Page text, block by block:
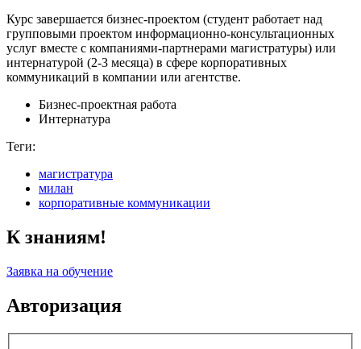
Курс завершается бизнес-проектом (студент работает над
групповыми проектом информационно-консультационных
услуг вместе с компаниями-партнерами магистратуры) или
интернатурой (2-3 месяца) в сфере корпоративных
коммуникаций в компании или агентстве.
Бизнес-проектная работа
Интернатура
Теги:
магистратура
милан
корпоративные коммуникации
К знаниям!
Заявка на обучение
Авторизация